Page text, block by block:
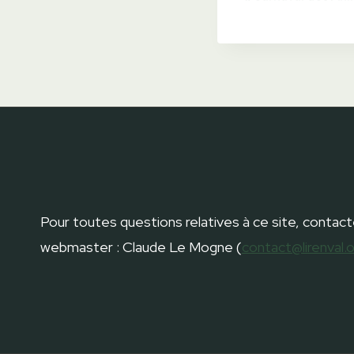
Pour toutes questions relatives à ce site,
webmaster : Claude Le Mogne (